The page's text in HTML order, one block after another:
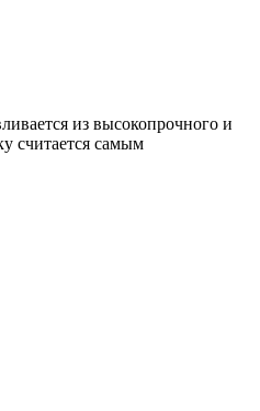
из высокопрочного и
считается самым